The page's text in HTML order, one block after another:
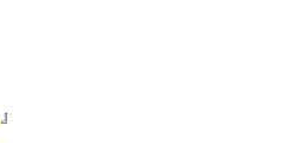
』